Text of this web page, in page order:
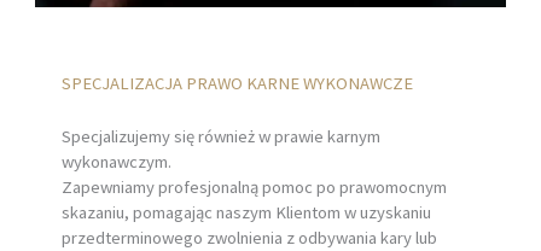
SPECJALIZACJA PRAWO KARNE WYKONAWCZE
Specjalizujemy się również w prawie karnym
wykonawczym.
Zapewniamy profesjonalną pomoc po prawomocnym
skazaniu, pomagając naszym Klientom w uzyskaniu
przedterminowego zwolnienia z odbywania kary lub